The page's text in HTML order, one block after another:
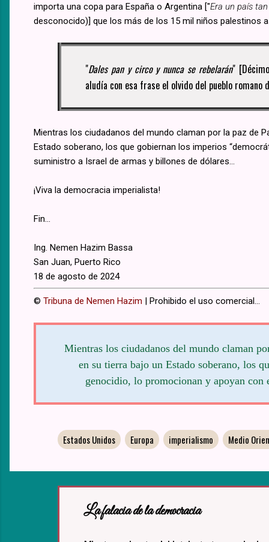
importa una copa para España o Argentina ["Era un país
desconocido)] que los más de los 15 mil niños palestinos
"Dales pan y circo y nunca se rebelarán"
aludía con esa frase el olvido del pueblo
Mientras los ciudadanos del mundo claman por la paz de
Estado soberano, los que gobiernan los imperios
suministro a Israel de armas y billones de dólares…
¡Viva la democracia imperialista!
Fin...
Ing. Nemen Hazim Bassa
San Juan, Puerto Rico
18 de agosto de 2024
© Tribuna de Nemen Hazim | Prohibido el uso comercial...
Mientras los ciudadanos del mundo claman
en su tierra bajo un Estado soberano, los
genocidio, lo promocionan y apoyan
Estados Unidos Europa imperialismo Medio
La falacia de la democracia